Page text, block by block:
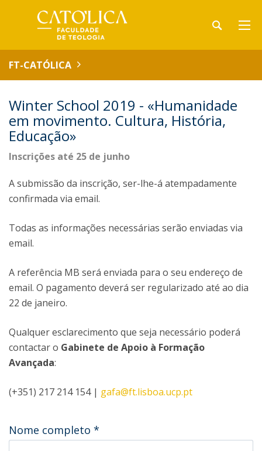
FT-CATÓLICA
Winter School 2019 - «Humanidade
em movimento. Cultura, História,
Educação»
Inscrições até 25 de junho
A submissão da inscrição, ser-lhe-á atempadamente
confirmada via email.
Todas as informações necessárias serão enviadas via
email.
A referência MB será enviada para o seu endereço de
email. O pagamento deverá ser regularizado até ao dia
22 de janeiro.
Qualquer esclarecimento que seja necessário poderá
contactar o Gabinete de Apoio à Formação
Avançada:
(+351) 217 214 154 | gafa@ft.lisboa.ucp.pt
Nome completo *